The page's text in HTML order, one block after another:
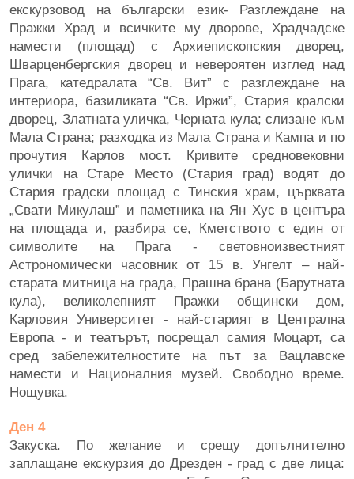
екскурзовод на български език- Разглеждане на
Пражки Храд и всичките му дворове, Храдчадске
намести (площад) с Архиепископския дворец,
Шварценбергския дворец и невероятен изглед над
Прага, катедралата “Св. Вит” с разглеждане на
интериора, базиликата “Св. Иржи”, Стария кралски
дворец, Златната уличка, Черната кула; слизане към
Мала Страна; разходка из Мала Страна и Кампа и по
прочутия Карлов мост. Кривите средновековни
улички на Старе Место (Стария град) водят до
Стария градски площад с Тинския храм, църквата
„Свати Микулаш” и паметника на Ян Хус в центъра
на площада и, разбира се, Кметството с един от
символите на Прага - световноизвестният
Астрономически часовник от 15 в. Унгелт – най-
старата митница на града, Прашна брана (Барутната
кула), великолепният Пражки общински дом,
Карловия Университет - най-старият в Централна
Европа - и театърът, посрещал самия Моцарт, са
сред забележителностите на път за Вацлавске
намести и Националния музей. Свободно време.
Нощувка.
Ден 4
Закуска. По желание и срещу допълнително
заплащане екскурзия до Дрезден - град с две лица: